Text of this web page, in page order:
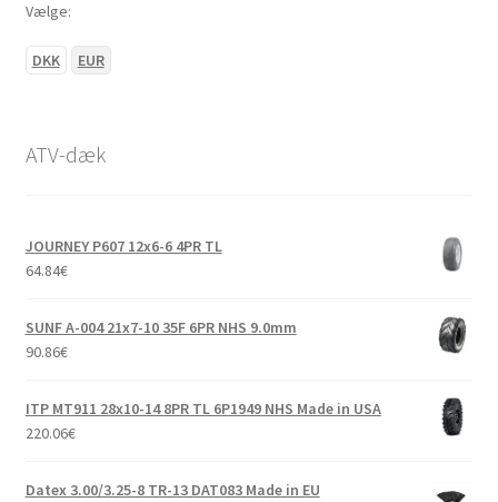
Vælge:
DKK EUR
ATV-dæk
JOURNEY P607 12x6-6 4PR TL
64.84€
SUNF A-004 21x7-10 35F 6PR NHS 9.0mm
90.86€
ITP MT911 28x10-14 8PR TL 6P1949 NHS Made in USA
220.06€
Datex 3.00/3.25-8 TR-13 DAT083 Made in EU